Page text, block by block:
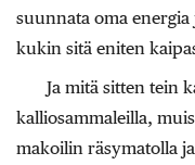
suunnata oma
kukin sitä eniten
Ja mitä sitten tein
kalliosammaleilla,
makoilin räsymatolla